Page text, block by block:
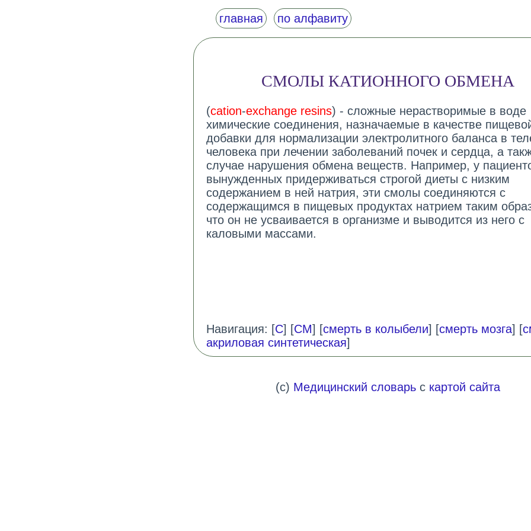
главная по алфавиту
СМОЛЫ КАТИОННОГО ОБМЕНА
(cation-exchange resins) - сложные нерастворимые в воде
химические соединения, назначаемые в качестве
добавки для нормализации электролитного баланса в
человека при лечении заболеваний почек и сердца, а
случае нарушения обмена веществ. Например, у
вынужденных придерживаться строгой диеты с низким
содержанием в ней натрия, эти смолы соединяются с
содержащимся в пищевых продуктах натрием таким
что он не усваивается в организме и выводится из него с
каловыми массами.
Навигация: [С] [СМ] [смерть в колыбели] [смерть мозга] [
акриловая синтетическая]
(c) Медицинский словарьс картой сайта